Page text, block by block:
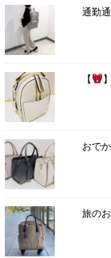
通勤
【
おで
旅の